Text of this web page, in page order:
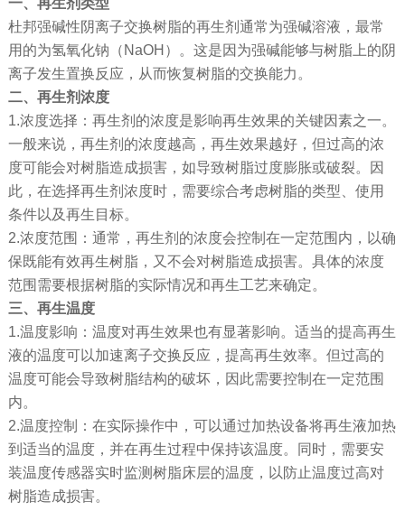
一、再生剂类型
杜邦强碱性阴离子交换树脂的再生剂通常为强碱溶液，最常
用的为氢氧化钠（NaOH）。这是因为强碱能够与树脂上的阴
离子发生置换反应，从而恢复树脂的交换能力。
二、再生剂浓度
1.浓度选择：再生剂的浓度是影响再生效果的关键因素之一。
一般来说，再生剂的浓度越高，再生效果越好，但过高的浓
度可能会对树脂造成损害，如导致树脂过度膨胀或破裂。因
此，在选择再生剂浓度时，需要综合考虑树脂的类型、使用
条件以及再生目标。
2.浓度范围：通常，再生剂的浓度会控制在一定范围内，以确
保既能有效再生树脂，又不会对树脂造成损害。具体的浓度
范围需要根据树脂的实际情况和再生工艺来确定。
三、再生温度
1.温度影响：温度对再生效果也有显著影响。适当的提高再生
液的温度可以加速离子交换反应，提高再生效率。但过高的
温度可能会导致树脂结构的破坏，因此需要控制在一定范围
内。
2.温度控制：在实际操作中，可以通过加热设备将再生液加热
到适当的温度，并在再生过程中保持该温度。同时，需要安
装温度传感器实时监测树脂床层的温度，以防止温度过高对
树脂造成损害。